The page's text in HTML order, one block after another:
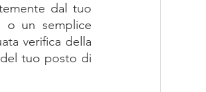
dal tuo
o un semplice
verifica della
tuo posto di